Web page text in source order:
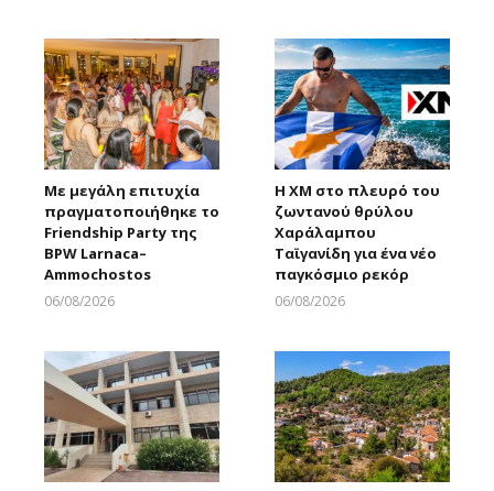
Με μεγάλη επιτυχία
πραγματοποιήθηκε το
Friendship Party της
BPW Larnaca–
Ammochostos
06/08/2026
Η XM στο πλευρό του
ζωντανού θρύλου
Χαράλαμπου
Ταϊγανίδη για ένα νέο
παγκόσμιο ρεκόρ
06/08/2026